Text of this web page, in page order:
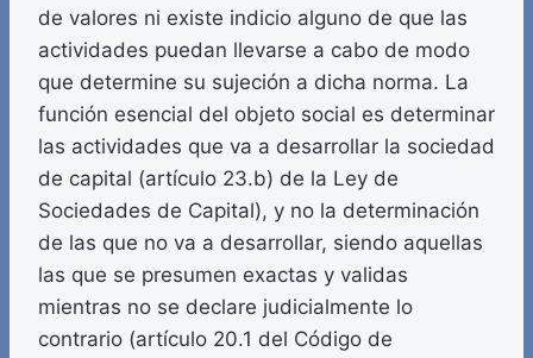
de valores ni existe indicio alguno de que las
actividades puedan llevarse a cabo de modo
que determine su sujeción a dicha norma. La
función esencial del objeto social es determinar
las actividades que va a desarrollar la sociedad
de capital (artículo 23.b) de la Ley de
Sociedades de Capital), y no la determinación
de las que no va a desarrollar, siendo aquellas
las que se presumen exactas y validas
mientras no se declare judicialmente lo
contrario (artículo 20.1 del Código de